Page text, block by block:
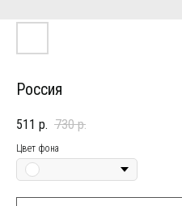
Россия
511 р. 730 р.
Цвет фона